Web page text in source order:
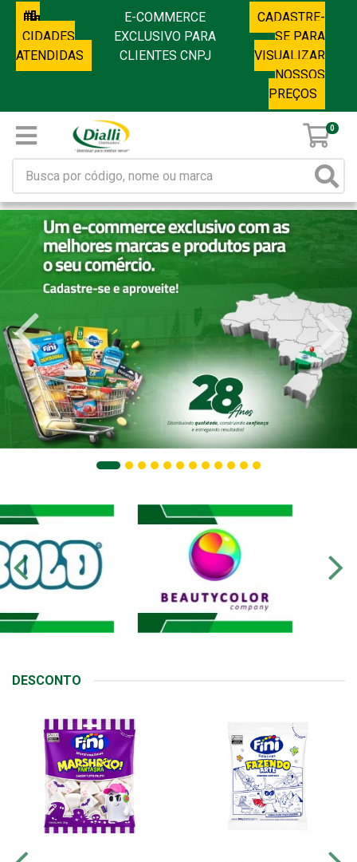
CIDADES
ATENDIDAS
E-COMMERCE
EXCLUSIVO PARA
CLIENTES CNPJ
CADASTRE-
SE PARA
VISUALIZAR
NOSSOS
PREÇOS
0
DESCONTO